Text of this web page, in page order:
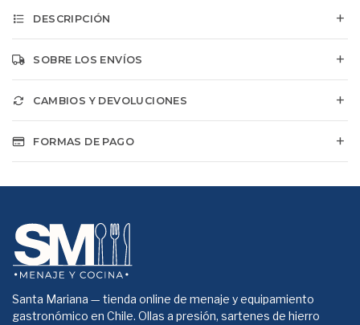
DESCRIPCIÓN
SOBRE LOS ENVÍOS
CAMBIOS Y DEVOLUCIONES
FORMAS DE PAGO
Santa Mariana — tienda online de menaje y equipamiento
gastronómico en Chile. Ollas a presión, sartenes de hierro